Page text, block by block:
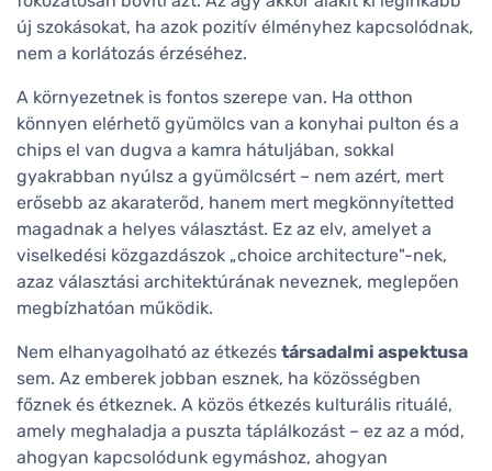
új szokásokat, ha azok pozitív élményhez kapcsolódnak,
nem a korlátozás érzéséhez.
A környezetnek is fontos szerepe van. Ha otthon
könnyen elérhető gyümölcs van a konyhai pulton és a
chips el van dugva a kamra hátuljában, sokkal
gyakrabban nyúlsz a gyümölcsért – nem azért, mert
erősebb az akaraterőd, hanem mert megkönnyítetted
magadnak a helyes választást. Ez az elv, amelyet a
viselkedési közgazdászok „choice architecture"-nek,
azaz választási architektúrának neveznek, meglepően
megbízhatóan működik.
Nem elhanyagolható az étkezés társadalmi aspektusa
sem. Az emberek jobban esznek, ha közösségben
főznek és étkeznek. A közös étkezés kulturális rituálé,
amely meghaladja a puszta táplálkozást – ez az a mód,
ahogyan kapcsolódunk egymáshoz, ahogyan